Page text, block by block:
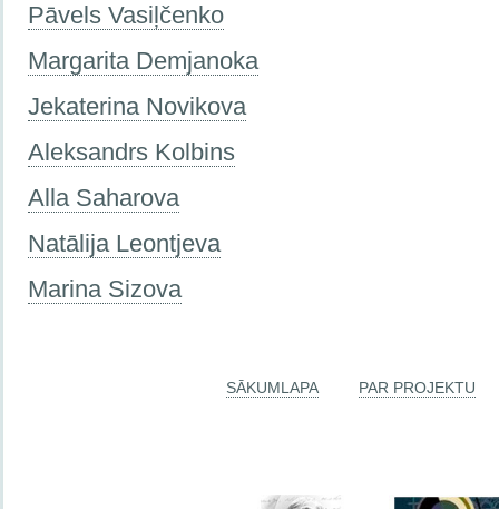
Pāvels Vasiļčenko
Margarita Demjanoka
Jekaterina Novikova
Aleksandrs Kolbins
Alla Saharova
Natālija Leontjeva
Marina Sizova
SĀKUMLAPA PAR PROJEKTU